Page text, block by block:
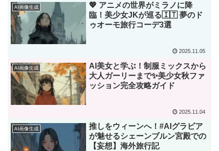
AI画像生成
💖 アニメの世界がミラノに降
臨！美少女JKが巡る🇮🇹 夢のド
ゥオーモ旅行コーデ3選
2025.11.05
AI画像生成
AI美女と学ぶ！制服ミックスから
大人ガーリーまで✨美少女秋ファ
ッション完全攻略ガイド
2025.11.04
AI画像生成
推しをウィーンへ！#AIグラビア
が魅せるシェーンブルン宮殿での
【妄想】海外旅行記